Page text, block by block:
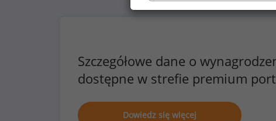
Szczegółowe dane o
dostępne w strefie premium
Dowiedz się więcej